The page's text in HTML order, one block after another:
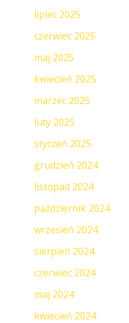
lipiec 2025
czerwiec 2025
maj 2025
kwiecień 2025
marzec 2025
luty 2025
styczeń 2025
grudzień 2024
listopad 2024
październik 2024
wrzesień 2024
sierpień 2024
czerwiec 2024
maj 2024
kwiecień 2024